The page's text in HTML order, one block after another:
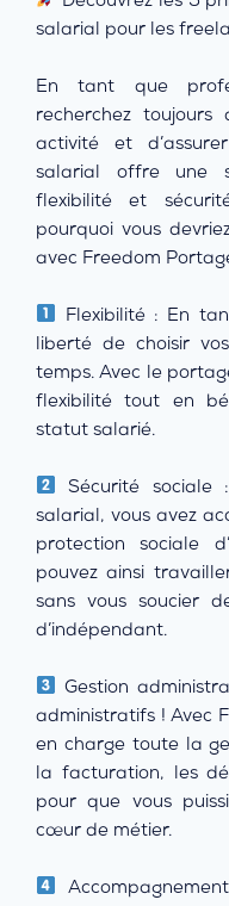
salarial pour les
En tant que
recherchez toujours
activité et
salarial offre une
flexibilité et
pourquoi vous
avec Freedom
Flexibilité : En
liberté de choisir
temps. Avec le
flexibilité tout en
statut salarié.
Sécurité
salarial, vous avez
protection sociale
pouvez ainsi
sans vous soucier
d’indépendant.
Gestion
administratifs ! Avec
en charge toute la
la facturation, les
pour que vous
cœur de métier.